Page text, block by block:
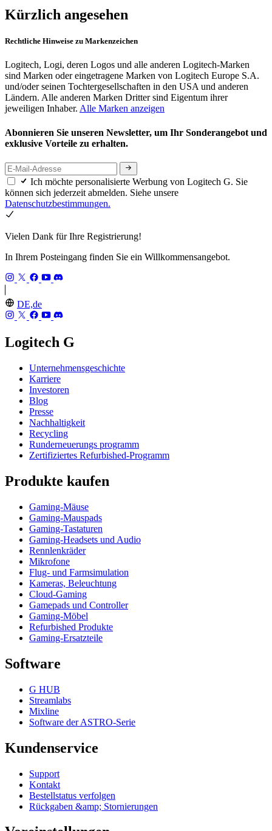
Kürzlich angesehen
Rechtliche Hinweise zu Markenzeichen
Logitech, Logi, deren Logos und alle anderen Logitech-Marken
sind Marken oder eingetragene Marken von Logitech Europe S.A.
und/oder seinen Tochtergesellschaften in den USA und anderen
Ländern. Alle anderen Marken Dritter sind Eigentum ihrer
jeweiligen Inhaber. Alle Marken anzeigen
Abonnieren Sie unseren Newsletter, um Ihr Sonderangebot und
exklusive Vorteile zu erhalten.
Ich möchte personalisierte Werbung von Logitech G. Sie
können sich jederzeit abmelden. Siehe unsere
Datenschutzbestimmungen.
Vielen Dank für Ihre Registrierung!
In Ihrem Posteingang finden Sie ein Willkommensangebot.
DE,de
Logitech G
Unternehmensgeschichte
Karriere
Investoren
Blog
Presse
Nachhaltigkeit
Recycling
Runderneuerungs programm
Zertifiziertes Refurbished-Programm
Produkte kaufen
Gaming-Mäuse
Gaming-Mauspads
Gaming-Tastaturen
Gaming-Headsets und Audio
Rennlenkräder
Mikrofone
Flug- und Farmsimulation
Kameras, Beleuchtung
Cloud-Gaming
Gamepads und Controller
Gaming-Möbel
Refurbished Produkte
Gaming-Ersatzteile
Software
G HUB
Streamlabs
Mixline
Software der ASTRO-Serie
Kundenservice
Support
Kontakt
Bestellstatus verfolgen
Rückgaben &amp; Stornierungen